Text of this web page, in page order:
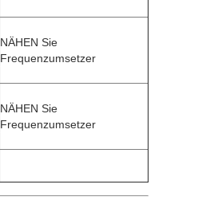
NÄHEN Sie
Frequenzumsetzer
NÄHEN Sie
Frequenzumsetzer